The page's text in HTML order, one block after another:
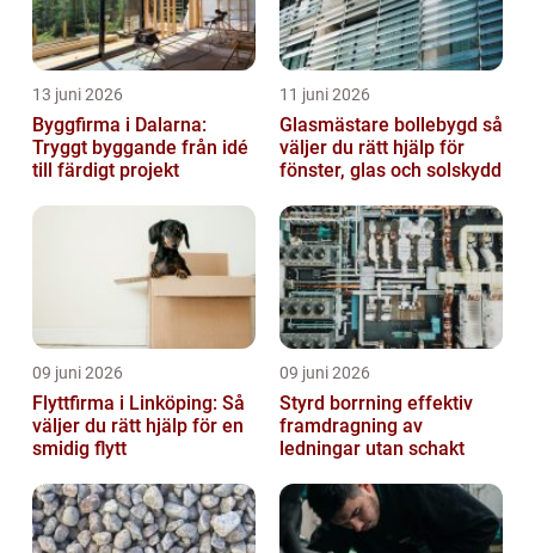
13 juni 2026
Byggfirma i Dalarna:
Tryggt byggande från idé
till färdigt projekt
11 juni 2026
Glasmästare bollebygd så
väljer du rätt hjälp för
fönster, glas och solskydd
09 juni 2026
Flyttfirma i Linköping: Så
väljer du rätt hjälp för en
smidig flytt
09 juni 2026
Styrd borrning effektiv
framdragning av
ledningar utan schakt